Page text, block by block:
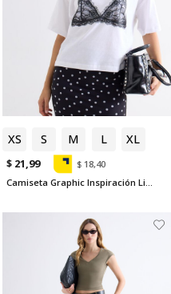
XS S M L XL
$ 21,99
$ 18,40